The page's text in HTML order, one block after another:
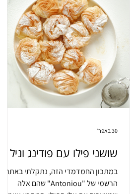
שושני פילו עם פודינג וניל
במתכון החמדמדי הזה, נתקלתי באתר
הרשמי של "Antoniou" שהם אלה
30 באפר׳